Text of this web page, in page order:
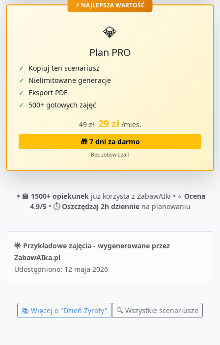
⚡ NAJLEPSZA WARTOŚĆ
💎
Plan PRO
✓ Kopiuj ten scenariusz
✓ Nielimitowane generacje
✓ Eksport PDF
✓ 500+ gotowych zajęć
49 zł 29 zł /mies.
🎁 7 dni za darmo
Bez zobowiązań
👩‍🏫 1500+ opiekunekjuż korzysta z ZabawAIki • ⭐ Ocena
4.9/5• ⏱️Oszczędzaj 2h dzienniena planowaniu
🌟 Przykładowe zajęcia - wygenerowane przez
ZabawAIka.pl
Udostępniono: 12 maja 2026
📚 Więcej o "Dzień Żyrafy" 🔍 Wszystkie scenariusze